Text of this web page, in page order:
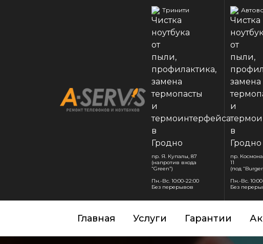
Тринити
пр. Я. Купалы, 87
(напротив входа
“Green”)
Пн.-Вс. 10:00-22:00
Без перерывов
пр.
11
(под
Пн.-Вс.
Без
Главная Услуги Гарантии